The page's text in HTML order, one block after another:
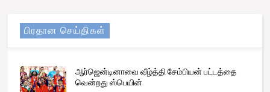
பிரதான செய்திகள்
ஆர்ஜென்டினாவை வீழ்த்தி சேம்பியன் பட்டத்தை
வென்றது ஸ்பெயின்